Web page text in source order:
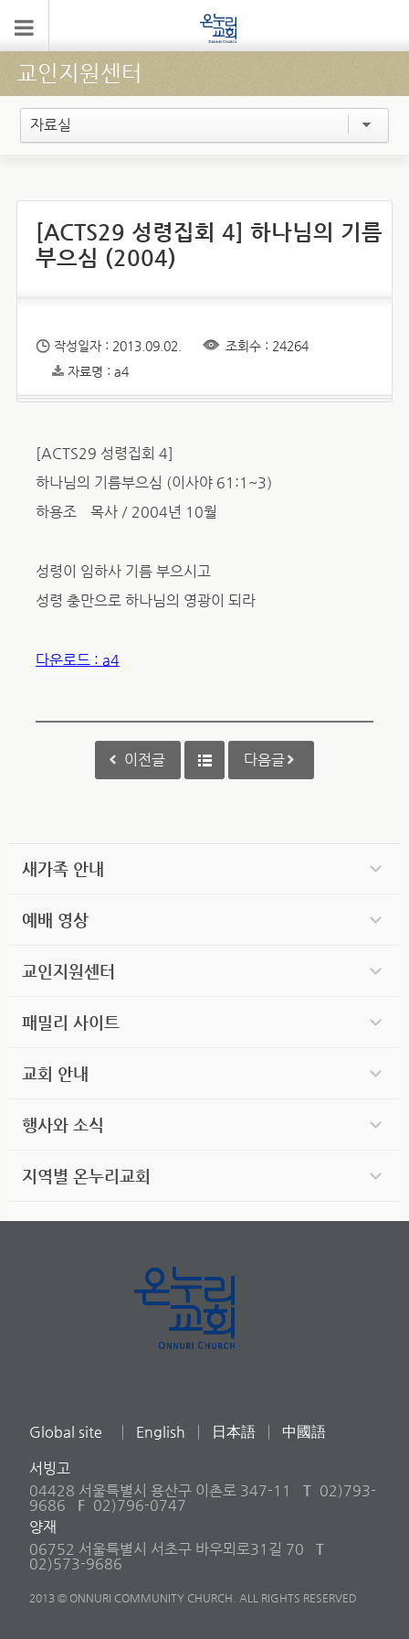
교인지원센터
자료실
[ACTS29 성령집회 4] 하나님의 기름
부으심 (2004)
작성일자 : 2013.09.02.
조회수 : 24264
자료명 : a4
[ACTS29 성령집회 4]
하나님의 기름부으심 (이사야 61:1~3）
하용조 목사／2004년 10월
성령이 임하사 기름 부으시고
성령 충만으로 하나님의 영광이 되라
다운로드 : a4
이전글 다음글
새가족 안내
예배 영상
교인지원센터
패밀리 사이트
교회 안내
행사와 소식
지역별 온누리교회
Global site English 日本語 中國語
서빙고
04428 서울특별시 용산구 이촌로 347-11
T 02)793-
9686
F 02)796-0747
양재
06752 서울특별시 서초구 바우뫼로31길 70
T
02)573-9686
2013 © ONNURI COMMUNITY CHURCH. ALL RIGHTS RESERVED